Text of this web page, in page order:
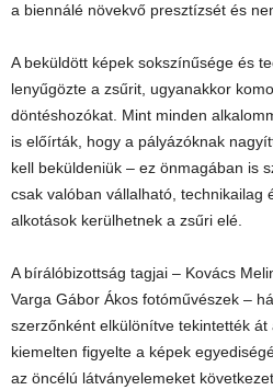
a biennálé növekvő presztízsét és
A beküldött képek sokszínűsége és
lenyűgözte a zsűrit, ugyanakkor
döntéshozókat. Mint minden
is előírták, hogy a pályázóknak
kell beküldeniük – ez önmagában is
csak valóban vállalható, technikailag
alkotások kerülhetnek a zsűri elé.
A bírálóbizottság tagjai – Kovács
Varga Gábor Ákos fotóművészek –
szerzőnként elkülönítve tekintették át
kiemelten figyelte a képek
az öncélú látványelemeket